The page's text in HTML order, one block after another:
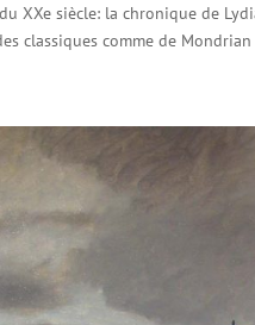
XXe siècle: la chronique de
classiques comme de Mondrian